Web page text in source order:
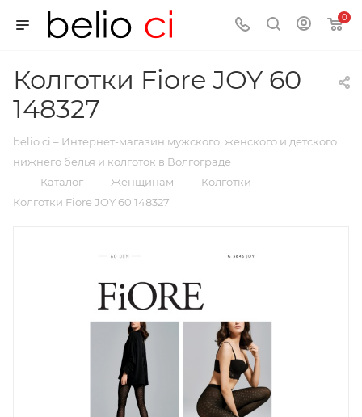
0
Колготки Fiore JOY 60
148327
belio ci – Интернет-магазин мужского, женского и детского
нижнего белья и колготок в Волгограде
— Каталог — Женщинам — Колготки —
Колготки Fiore JOY 60 148327